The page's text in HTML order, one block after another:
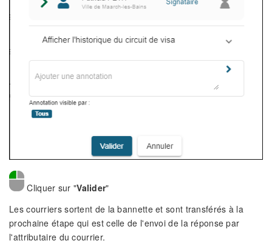
Cliquer sur "Valider"
Les courriers sortent de la bannette et sont transférés à la
prochaine étape qui est celle de l'envoi de la réponse par
l'attributaire du courrier.